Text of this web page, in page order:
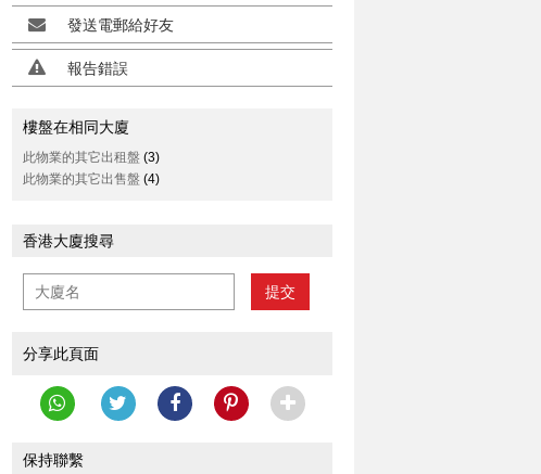
發送電郵給好友
報告錯誤
樓盤在相同大廈
此物業的其它出租盤 (3)
此物業的其它出售盤 (4)
香港大廈搜尋
提交
分享此頁面
保持聯繫